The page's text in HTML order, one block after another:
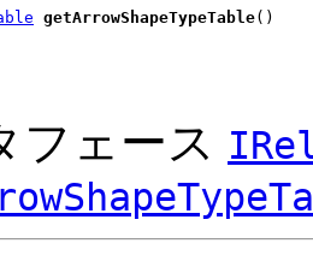
getArrowShapeTypeTable()
フェース